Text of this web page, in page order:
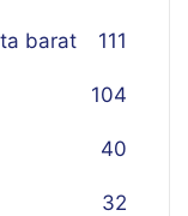
barat 111
104
40
32